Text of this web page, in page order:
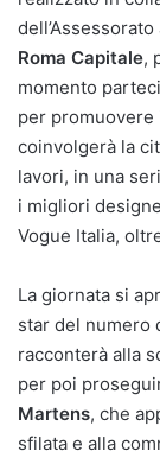
Roma Capitale,
momento
per promuovere
coinvolgerà la
lavori, in una
i migliori
Vogue Italia,
La giornata si
star del numero
racconterà alla
per poi
Martens, che
sfilata e alla